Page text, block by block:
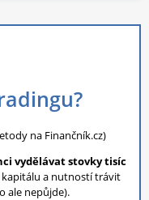
na Finančník.cz)
vydělávat stovky tisíc
kapitálu a nutností trávit
ale nepůjde).